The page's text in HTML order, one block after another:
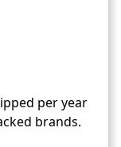
per year
brands.